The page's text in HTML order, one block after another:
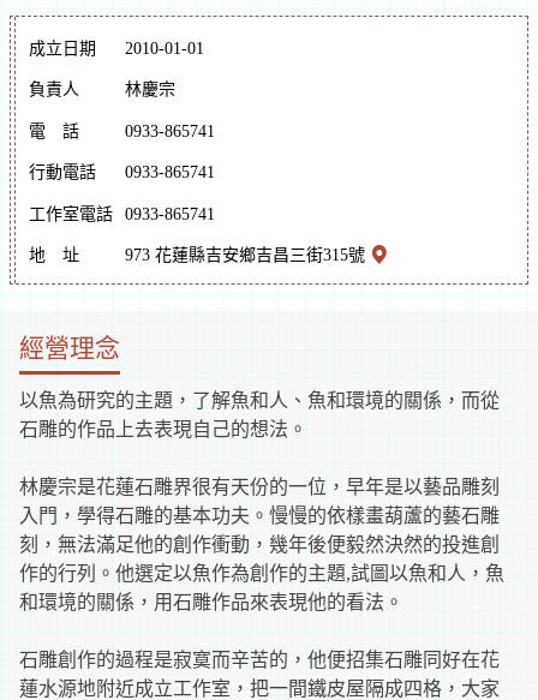
花
蓮
化
體
逛
市
助
資
訊
成立日期 2010-01-01
負責人 林慶宗
電話 0933-865741
行動電話 0933-865741
工作室電話 0933-865741
地址 973 花蓮縣吉安鄉吉昌三街315號
經營理念
以魚為研究的主題，了解魚和人、魚和環境的關係，而從
石雕的作品上去表現自己的想法。
林慶宗是花蓮石雕界很有天份的一位，早年是以藝品雕刻
入門，學得石雕的基本功夫。慢慢的依樣畫葫蘆的藝石雕
刻，無法滿足他的創作衝動，幾年後便毅然決然的投進創
作的行列。他選定以魚作為創作的主題,試圖以魚和人，魚
和環境的關係，用石雕作品來表現他的看法。
石雕創作的過程是寂寞而辛苦的，他便招集石雕同好在花
蓮水源地附近成立工作室，把一間鐵皮屋隔成四格，大家